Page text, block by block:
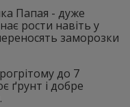
Папая - дуже
рости навіть у
заморозки
до 7
ґрунт і добре